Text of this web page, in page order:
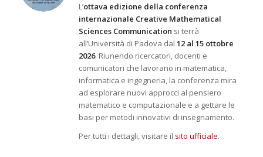
L’ottava edizione della conferenza
internazionale Creative Mathematical
Sciences Communication si terrà
all’Università di Padova dal 12 al 15 ottobre
2026. Riunendo ricercatori, docenti e
comunicatori che lavorano in matematica,
informatica e ingegneria, la conferenza mira
ad esplorare nuovi approcci al pensiero
matematico e computazionale e a gettare le
basi per metodi innovativi di insegnamento.
Per tutti i dettagli, visitare il sito ufficiale.